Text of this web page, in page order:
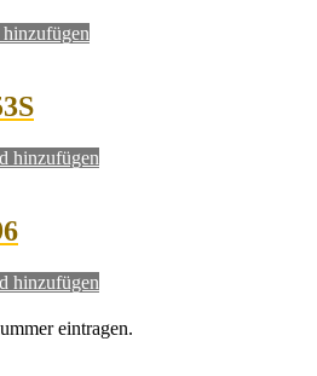
hinzufügen
hinzufügen
eintragen.